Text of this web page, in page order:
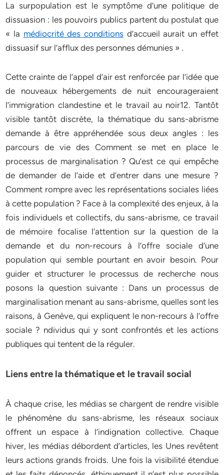
La surpopulation est le symptôme d’une politique de
dissuasion : les pouvoirs publics partent du postulat que
« la médiocrité des conditions d’accueil aurait un effet
dissuasif sur l’afflux des personnes démunies » .
Cette crainte de l’appel d’air est renforcée par l’idée que
de nouveaux hébergements de nuit encourageraient
l’immigration clandestine et le travail au noir12. Tantôt
visible tantôt discrète, la thématique du sans-abrisme
demande à être appréhendée sous deux angles : les
parcours de vie des Comment se met en place le
processus de marginalisation ? Qu’est ce qui empêche
de demander de l’aide et d’entrer dans une mesure ?
Comment rompre avec les représentations sociales liées
à cette population ? Face à la complexité des enjeux, à la
fois individuels et collectifs, du sans-abrisme, ce travail
de mémoire focalise l’attention sur la question de la
demande et du non-recours à l’offre sociale d’une
population qui semble pourtant en avoir besoin. Pour
guider et structurer le processus de recherche nous
posons la question suivante : Dans un processus de
marginalisation menant au sans-abrisme, quelles sont les
raisons, à Genève, qui expliquent le non-recours à l’offre
sociale ? ndividus qui y sont confrontés et les actions
publiques qui tentent de la réguler.
Liens entre la thématique et le travail social
À chaque crise, les médias se chargent de rendre visible
le phénomène du sans-abrisme, les réseaux sociaux
offrent un espace à l’indignation collective. Chaque
hiver, les médias débordent d’articles, les Unes revêtent
leurs actions grands froids. Une fois la visibilité étendue